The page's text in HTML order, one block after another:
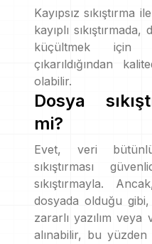
Kayıpsız sıkıştırma
kayıplı
küçültmek
çıkarıldığından
olabilir.
Dosya
mi?
Evet, veri
sıkıştırması
sıkıştırmayla.
dosyada olduğu gibi,
zararlı yazılım
alınabilir, bu